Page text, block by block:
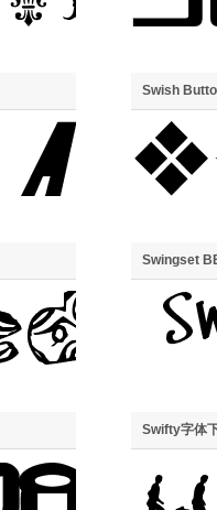
Swish
Swingset
Swifty字体